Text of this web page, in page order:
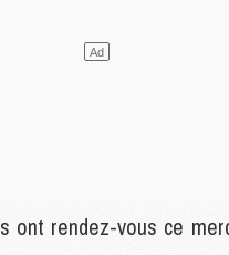
ont rendez-vous ce